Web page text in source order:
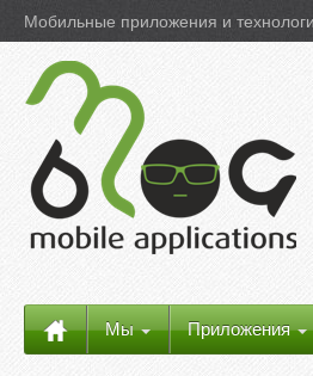
Мобильные приложения и
Мы Приложения